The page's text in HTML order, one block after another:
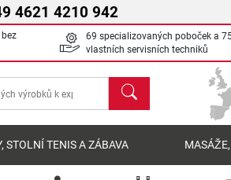
4621 4210 942
69 specializovaných poboček a
vlastních servisních techniků
Hledat
STOLNÍ TENIS A ZÁBAVA